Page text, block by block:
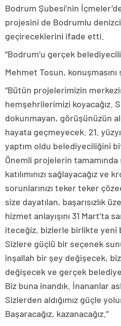
Bodrum Şubesi’nin
projesini de Bodrumlu
geçireceklerini ifade etti.
“Bodrum’u gerçek
Mehmet Tosun,
“Bütün projelerimizin
hemşehrilerimizi koyacağız.
dokunmayan, görüşünüzün
hayata geçmeyecek. 21.
yaptım oldu belediyeciliğini
Önemli projelerin
katılımınızı sağlayacağız ve
sorunlarınızı teker teker
size dayatılan, başarısızlık
hizmet anlayışını 31 Mart’ta
iteceğiz, bizlerle birlikte yeni
Sizlere güçlü bir seçenek
inşallah bir şey değişecek,
değişecek ve gerçek
Biz buna inandık. İnananlar
Sizlerden aldığımız güçle
Başaracağız, kazanacağız.”